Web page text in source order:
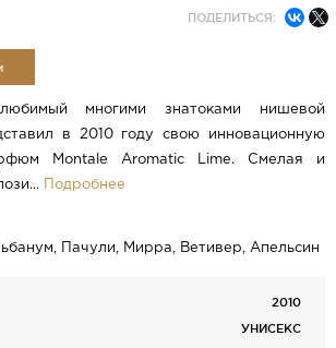
ПОДЕЛИТЬСЯ:
многими знатоками нишевой
в 2010 году свою инновационную
Montale Aromatic Lime. Смелая и
Подробнее
Пачули, Мирра, Ветивер, Апельсин
2010
УНИСЕКС